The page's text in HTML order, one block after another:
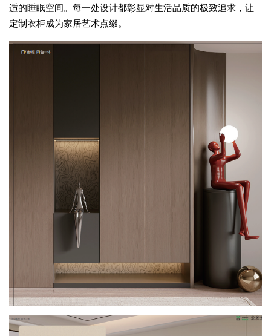
适的睡眠空间。每一处设计都彰显对生活品质的极致追求，让
定制衣柜成为家居艺术点缀。